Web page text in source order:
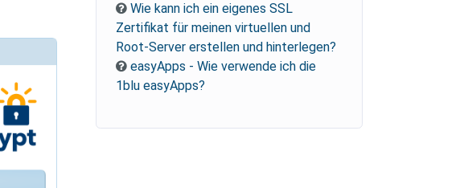
Wie kann ich ein eigenes SSL
Zertifikat für meinen virtuellen und
Root-Server erstellen und hinterlegen?
easyApps - Wie verwende ich die
1blu easyApps?